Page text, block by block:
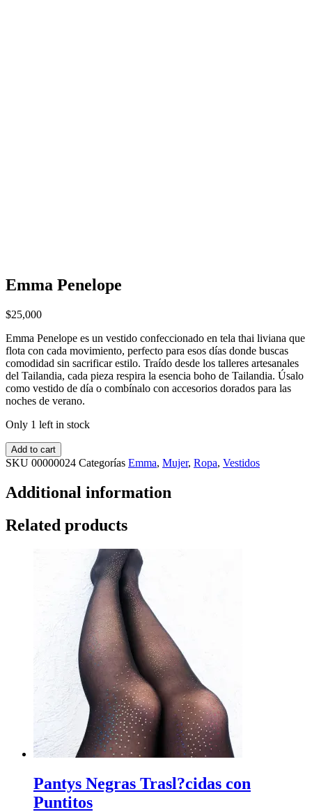
Emma Penelope
$25,000
Emma Penelope es un vestido confeccionado en tela thai liviana que
flota con cada movimiento, perfecto para esos días donde buscas
comodidad sin sacrificar estilo. Traído desde los talleres artesanales
del Tailandia, cada pieza respira la esencia boho de Tailandia. Úsalo
como vestido de día o combínalo con accesorios dorados para las
noches de verano.
Only 1 left in stock
Add to cart
SKU 00000024 Categorías Emma, Mujer, Ropa, Vestidos
Additional information
Related products
Pantys Negras Trasl?cidas con
Puntitos